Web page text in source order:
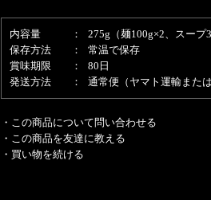
内容量 ：
275g（麺100g×2、スー
保存方法
：
常温で保存
賞味期限
：
80日
発送方法
： 通常便（ヤマト運輸また
・この商品について問い合わせる
・この商品を友達に教える
・買い物を続ける